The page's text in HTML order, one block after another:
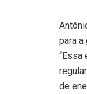
para a
“Essa
de